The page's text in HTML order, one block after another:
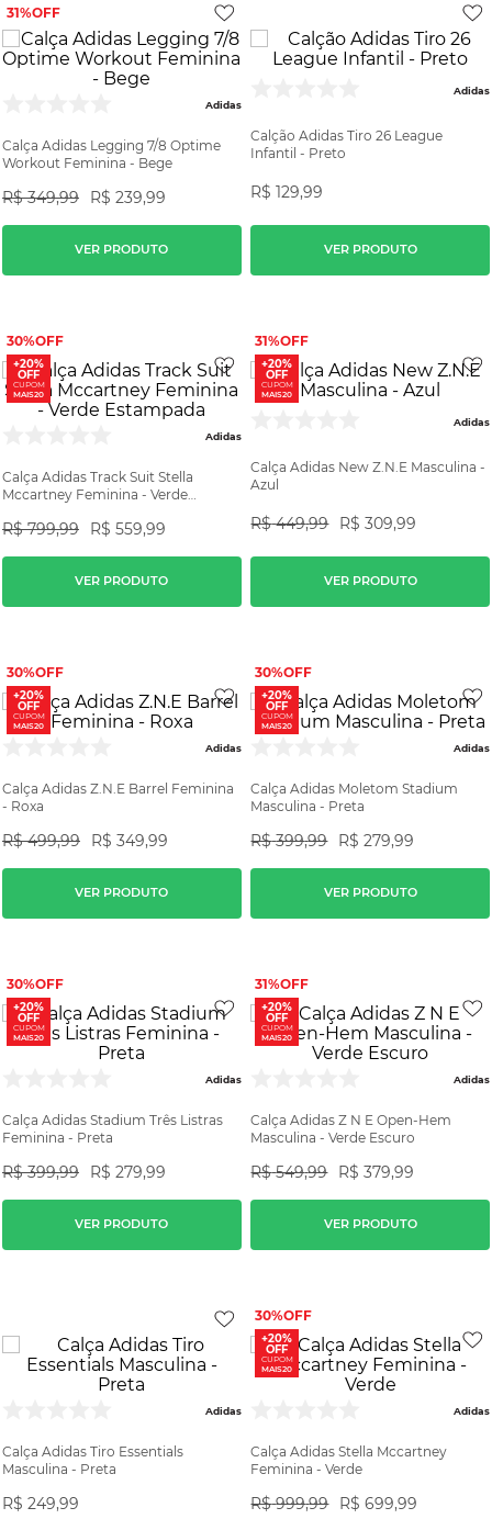
31%
Adidas
Calça Adidas Legging 7/8 Optime
Workout Feminina - Bege
R$ 349,99 R$ 239,99
VER PRODUTO
Adidas
Calção Adidas Tiro 26 League
Infantil - Preto
R$ 129,99
VER PRODUTO
30%
+20%
OFF
CUPOM
MAIS20
Adidas
Calça Adidas Track Suit Stella
Mccartney Feminina - Verde
R$ 799,99 R$ 559,99
VER PRODUTO
31%
+20%
OFF
CUPOM
MAIS20
Adidas
Calça Adidas New Z.N.E Masculina -
Azul
R$ 449,99 R$ 309,99
VER PRODUTO
30%
+20%
OFF
CUPOM
MAIS20
Adidas
Calça Adidas Z.N.E Barrel Feminina
- Roxa
R$ 499,99 R$ 349,99
VER PRODUTO
30%
+20%
OFF
CUPOM
MAIS20
Adidas
Calça Adidas Moletom Stadium
Masculina - Preta
R$ 399,99 R$ 279,99
VER PRODUTO
30%
+20%
OFF
CUPOM
MAIS20
Adidas
Calça Adidas Stadium Três Listras
Feminina - Preta
R$ 399,99 R$ 279,99
VER PRODUTO
31%
+20%
OFF
CUPOM
MAIS20
Adidas
Calça Adidas Z N E Open-Hem
Masculina - Verde Escuro
R$ 549,99 R$ 379,99
VER PRODUTO
Adidas
Calça Adidas Tiro Essentials
Masculina - Preta
R$ 249,99
30%
+20%
OFF
CUPOM
MAIS20
Adidas
Calça Adidas Stella Mccartney
Feminina - Verde
R$ 999,99 R$ 699,99